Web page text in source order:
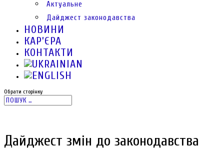
Актуальне
Дайджест законодавства
НОВИНИ
КАР’ЄРА
КОНТАКТИ
Обрати сторінку
Дайджест змін до законодавства